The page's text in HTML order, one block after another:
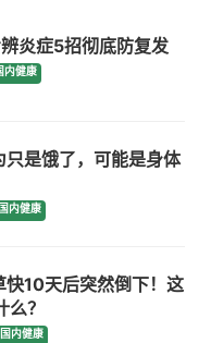
炎症5招彻底防复发
内健康
是饿了，可能是身体
国内健康
10天后突然倒下！这
？
国内健康